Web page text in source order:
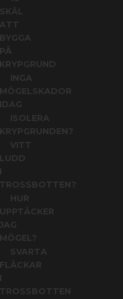
SKÄL
ATT
BYGGA
PÅ
KRYPGRUND
INGA
MÖGELSKADOR
IDAG
ISOLERA
KRYPGRUNDEN?
VITT
TROSSBOTTEN?
HUR
UPPTÄCKER
JAG
MÖGEL?
SVARTA
FLÄCKAR
TROSSBOTTEN